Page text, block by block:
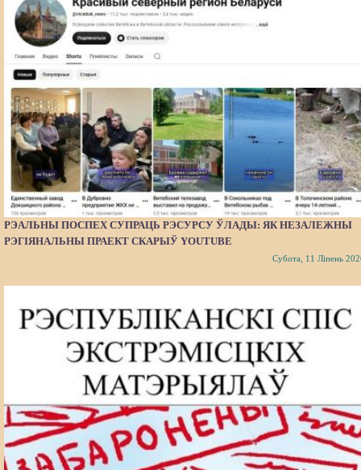
РЭАЛЬНЫ ПОСПЕХ СУПРАЦЬ РЭСУРСУ ЎЛАДЫ: ЯК НЕЗАЛЕЖНЫ
РЭГІЯНАЛЬНЫ ПРАЕКТ СКАРЫЎ YOUTUBE
Субота, 11 Ліпень